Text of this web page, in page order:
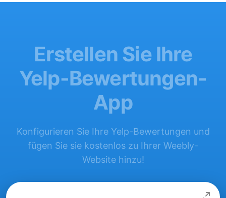
Erstellen Sie Ihre
Yelp-Bewertungen-
App
Konfigurieren Sie Ihre Yelp-Bewertungen und
fügen Sie sie kostenlos zu Ihrer Weebly-
Website hinzu!